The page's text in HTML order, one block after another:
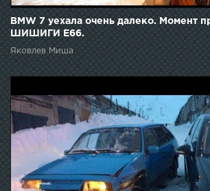
BMW 7 уехала очень далеко. Момент
ШИШИГИ E66.
Яковлев Миша